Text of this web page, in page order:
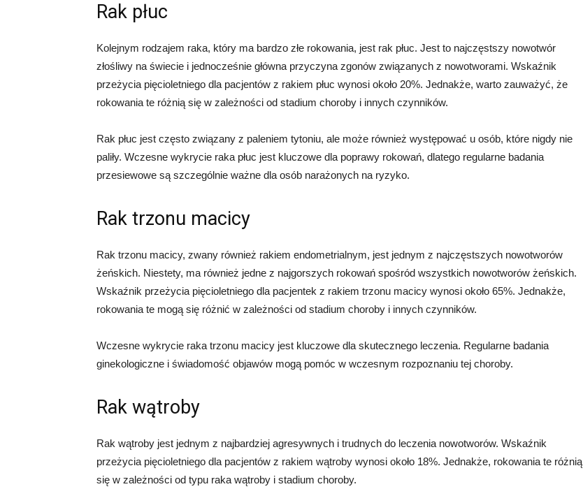
Rak płuc
Kolejnym rodzajem raka, który ma bardzo złe rokowania, jest rak płuc. Jest to najczęstszy nowotwór
złośliwy na świecie i jednocześnie główna przyczyna zgonów związanych z nowotworami. Wskaźnik
przeżycia pięcioletniego dla pacjentów z rakiem płuc wynosi około 20%. Jednakże, warto zauważyć, że
rokowania te różnią się w zależności od stadium choroby i innych czynników.
Rak płuc jest często związany z paleniem tytoniu, ale może również występować u osób, które nigdy nie
paliły. Wczesne wykrycie raka płuc jest kluczowe dla poprawy rokowań, dlatego regularne badania
przesiewowe są szczególnie ważne dla osób narażonych na ryzyko.
Rak trzonu macicy
Rak trzonu macicy, zwany również rakiem endometrialnym, jest jednym z najczęstszych nowotworów
żeńskich. Niestety, ma również jedne z najgorszych rokowań spośród wszystkich nowotworów żeńskich.
Wskaźnik przeżycia pięcioletniego dla pacjentek z rakiem trzonu macicy wynosi około 65%. Jednakże,
rokowania te mogą się różnić w zależności od stadium choroby i innych czynników.
Wczesne wykrycie raka trzonu macicy jest kluczowe dla skutecznego leczenia. Regularne badania
ginekologiczne i świadomość objawów mogą pomóc w wczesnym rozpoznaniu tej choroby.
Rak wątroby
Rak wątroby jest jednym z najbardziej agresywnych i trudnych do leczenia nowotworów. Wskaźnik
przeżycia pięcioletniego dla pacjentów z rakiem wątroby wynosi około 18%. Jednakże, rokowania te różnią
się w zależności od typu raka wątroby i stadium choroby.